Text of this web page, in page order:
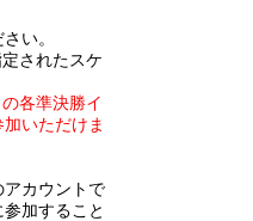
い。
されたスケ
各準決勝イ
いただけま
カウントで
加すること